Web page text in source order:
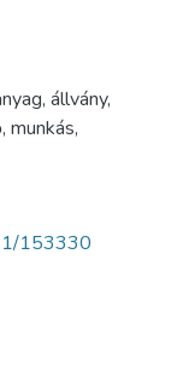
, állvány,
, munkás,
153330